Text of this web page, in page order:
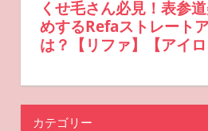
カテゴリー